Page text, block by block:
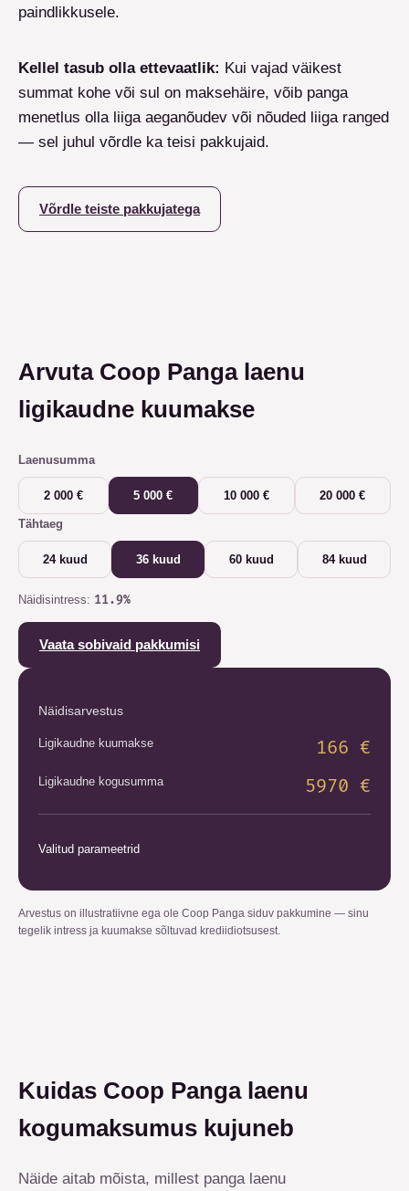
paindlikkusele.
Kellel tasub olla ettevaatlik: Kui vajad väikest
summat kohe või sul on maksehäire, võib panga
menetlus olla liiga aeganõudev või nõuded liiga ranged
— sel juhul võrdle ka teisi pakkujaid.
Võrdle teiste pakkujatega
Arvuta Coop Panga laenu
ligikaudne kuumakse
Laenusumma
2 000 € 5 000 € 10 000 € 20 000 €
Tähtaeg
24 kuud 36 kuud 60 kuud 84 kuud
Näidisintress: 11.9%
Vaata sobivaid pakkumisi
Näidisarvestus
Ligikaudne kuumakse 166 €
Ligikaudne kogusumma 5970 €
Valitud parameetrid
Arvestus on illustratiivne ega ole Coop Panga siduv pakkumine — sinu
tegelik intress ja kuumakse sõltuvad krediidiotsusest.
Kuidas Coop Panga laenu
kogumaksumus kujuneb
Näide aitab mõista, millest panga laenu